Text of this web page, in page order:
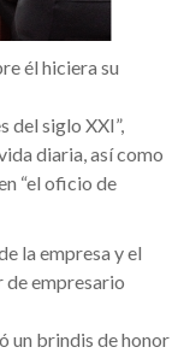
él hiciera su
del siglo XXI”,
diaria, así como
“el oficio de
la empresa y el
de empresario
un brindis de honor